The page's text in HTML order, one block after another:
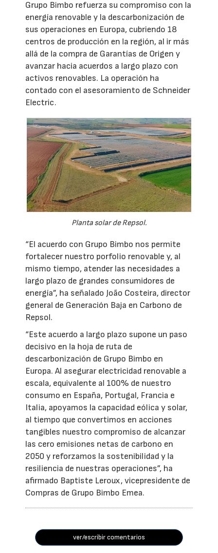
Grupo Bimbo refuerza su compromiso con la
energía renovable y la descarbonización de
sus operaciones en Europa, cubriendo 18
centros de producción en la región, al ir más
allá de la compra de Garantías de Origen y
avanzar hacia acuerdos a largo plazo con
activos renovables. La operación ha
contado con el asesoramiento de Schneider
Electric.
Planta solar de Repsol.
“El acuerdo con Grupo Bimbo nos permite
fortalecer nuestro porfolio renovable y, al
mismo tiempo, atender las necesidades a
largo plazo de grandes consumidores de
energía”, ha señalado João Costeira, director
general de Generación Baja en Carbono de
Repsol.
“Este acuerdo a largo plazo supone un paso
decisivo en la hoja de ruta de
descarbonización de Grupo Bimbo en
Europa. Al asegurar electricidad renovable a
escala, equivalente al 100% de nuestro
consumo en España, Portugal, Francia e
Italia, apoyamos la capacidad eólica y solar,
al tiempo que convertimos en acciones
tangibles nuestro compromiso de alcanzar
las cero emisiones netas de carbono en
2050 y reforzamos la sostenibilidad y la
resiliencia de nuestras operaciones”, ha
afirmado Baptiste Leroux, vicepresidente de
Compras de Grupo Bimbo Emea.
ver/escribir comentarios